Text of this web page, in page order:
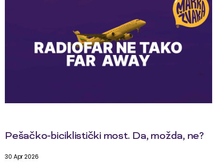
Pešačko-biciklistički most. Da, možda, ne?
30 Apr 2026